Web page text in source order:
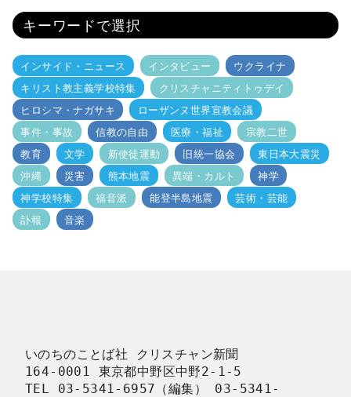
キーワードで選択
インサイド・ニュース インタビュー
ウクライナ
キリスト教主義学校特集
クリスチャニティトゥデイ
ヒロシマ・ナガサキ
ローザンヌ世界宣教会議
事件・事故
信教の自由 医療・福祉
宗教二世
教育
文学 新使徒運動 旧統一協会
東日本大震災
沖縄
災害 熊本地震 異端・カルト
神学
神学校特集
福音派 能登半島地震
芸術・芸能
訃報
音楽
いのちのことば社 クリスチャン新聞
164-0001 東京都中野区中野2-1-5
TEL 03-5341-6957（編集） 03-5341-